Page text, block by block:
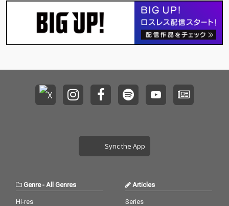
トには、RHYMESTER
およびマボロシのメン
バーであるMummy-D
が参加し、ベートーベ
Mummy-D」。昨年に
オンライン上で行われ
たベートーベン生誕25
い巧みなアレンジが施
されており、約１万回
の再生数を記録してい
0祭"【KoKi】」の第二
弾楽曲として「君は薔
薇より美しい」が亀田
誠治プロデュースのも
と配信リリースが決
ストであるEXILE SHOK
ICHIが参加！君は薔薇
より美しい」は、1979
グにはゴダイゴのメン
ン年間チャートにもラ
ンクインするなど、ヒ
ットナンバーとなっ
Sync the App
Genre- All Genres
Hi-res
Articles
Series